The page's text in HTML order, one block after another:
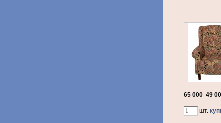
65 000 49
шт.